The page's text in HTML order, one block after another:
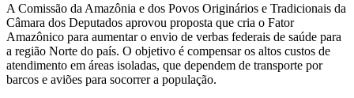
A Comissão da Amazônia e dos Povos Originários e Tradicionais da
Câmara dos Deputados aprovou proposta que cria o Fator
Amazônico para aumentar o envio de verbas federais de saúde para
a região Norte do país. O objetivo é compensar os altos custos de
atendimento em áreas isoladas, que dependem de transporte por
barcos e aviões para socorrer a população.